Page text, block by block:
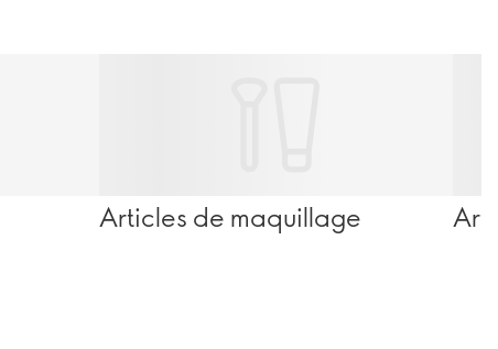
Articles de maquillage